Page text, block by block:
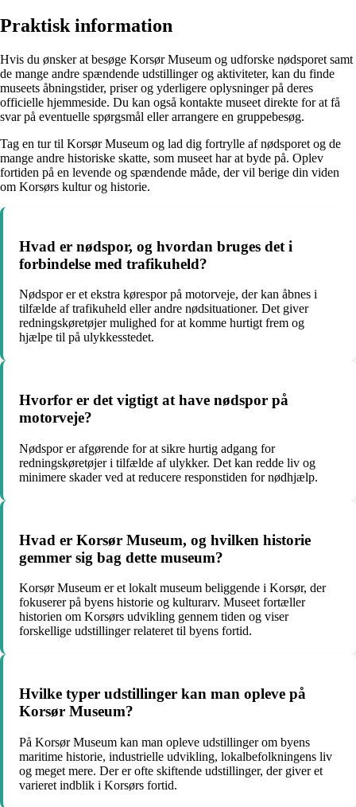
Praktisk information
Hvis du ønsker at besøge Korsør Museum og udforske nødsporet samt
de mange andre spændende udstillinger og aktiviteter, kan du finde
museets åbningstider, priser og yderligere oplysninger på deres
officielle hjemmeside. Du kan også kontakte museet direkte for at få
svar på eventuelle spørgsmål eller arrangere en gruppebesøg.
Tag en tur til Korsør Museum og lad dig fortrylle af nødsporet og de
mange andre historiske skatte, som museet har at byde på. Oplev
fortiden på en levende og spændende måde, der vil berige din viden
om Korsørs kultur og historie.
Hvad er nødspor, og hvordan bruges det i
forbindelse med trafikuheld?
Nødspor er et ekstra kørespor på motorveje, der kan åbnes i
tilfælde af trafikuheld eller andre nødsituationer. Det giver
redningskøretøjer mulighed for at komme hurtigt frem og
hjælpe til på ulykkesstedet.
Hvorfor er det vigtigt at have nødspor på
motorveje?
Nødspor er afgørende for at sikre hurtig adgang for
redningskøretøjer i tilfælde af ulykker. Det kan redde liv og
minimere skader ved at reducere responstiden for nødhjælp.
Hvad er Korsør Museum, og hvilken historie
gemmer sig bag dette museum?
Korsør Museum er et lokalt museum beliggende i Korsør, der
fokuserer på byens historie og kulturarv. Museet fortæller
historien om Korsørs udvikling gennem tiden og viser
forskellige udstillinger relateret til byens fortid.
Hvilke typer udstillinger kan man opleve på
Korsør Museum?
På Korsør Museum kan man opleve udstillinger om byens
maritime historie, industrielle udvikling, lokalbefolkningens liv
og meget mere. Der er ofte skiftende udstillinger, der giver et
varieret indblik i Korsørs fortid.